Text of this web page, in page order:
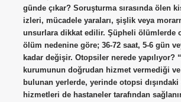
günde çıkar? Soruşturma sırasında ölen
izleri, mücadele yaraları, şişlik veya
unsurlara dikkat edilir. Şüpheli ölümlerde
ölüm nedenine göre; 36-72 saat, 5-6 gün
kadar değişir. Otopsiler nerede yapılıyor?
kurumunun doğrudan hizmet vermediği
bulunan yerlerde, yerinde otopsi dışındaki
hizmetleri de hastaneler tarafından